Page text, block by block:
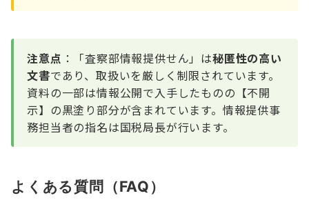
注意点 ：「査察部情報提供せん」は秘匿性の高い
文書であり、取扱いを厳しく制限されています。
資料の一部は情報公開で入手したものの【不開
示】の黒塗り部分が含まれています。情報提供事
務担当者の指名は国税局長が行います。
よくある質問（FAQ）